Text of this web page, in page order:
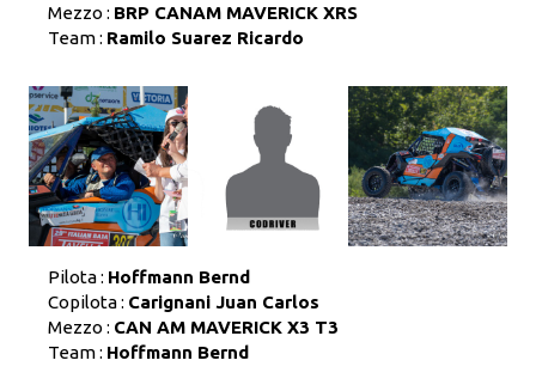
Mezzo : BRP CANAM MAVERICK XRS
Team : Ramilo Suarez Ricardo
Pilota : Hoffmann Bernd
Copilota : Carignani Juan Carlos
Mezzo : CAN AM MAVERICK X3 T3
Team : Hoffmann Bernd